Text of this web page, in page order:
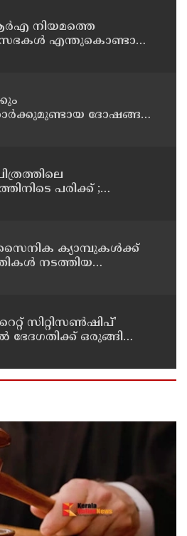
നിയമത്തെ
എന്തുകൊണ്ടാണ്
ദോഷങ്ങൾ
പരിക്ക് ;
ക്യാമ്പുകൾക്ക്
നടത്തിയ
സിറ്റിസൺഷിപ്'
ഭേദഗതിക്ക് ഒരുങ്ങി